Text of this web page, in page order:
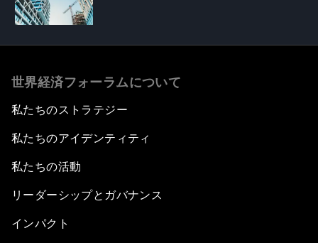
世界経済フォーラムについて
私たちのストラテジー
私たちのアイデンティティ
私たちの活動
リーダーシップとガバナンス
インパクト